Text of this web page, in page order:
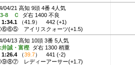
04/21 高知 9頭 4番 4人気
8 Ｃ
ダ右 1400 不良
1:34.1 （41.9）
442 (+1)
アイリスクォーツ(+1.5)
04/13 高知 10頭 3番 5人気
井誠・富樫 ダ右 1300 稍重
1:26.4 （39.7）
441 (-2)
レディーアーサー(+1.7)